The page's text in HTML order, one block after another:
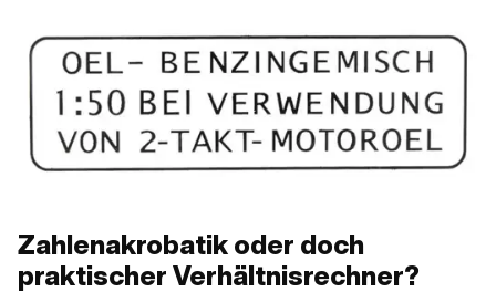
Zahlenakrobatik oder doch
praktischer Verhältnisrechner?